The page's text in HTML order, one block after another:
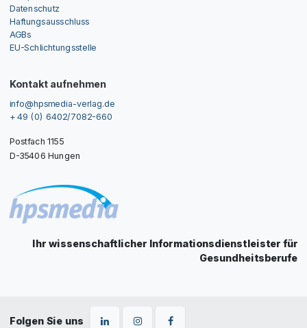
Datenschutz
Haftungsausschluss
AGBs
EU-Schlichtungsstelle
Kontakt aufnehmen
info@hpsmedia-verlag.de
+ 49 (0) 6402/7082-660
Postfach 1155
D-35406 Hungen
Ihr wissenschaftlicher Informationsdienstleister für
Gesundheitsberufe
Folgen Sie uns